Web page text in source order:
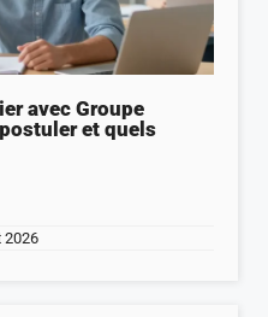
avec Groupe
et quels
2026